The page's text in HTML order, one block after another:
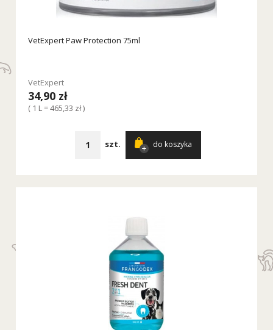
VetExpert Paw Protection 75ml
VetExpert
34,90 zł
( 1 L = 465,33 zł )
szt. do koszyka